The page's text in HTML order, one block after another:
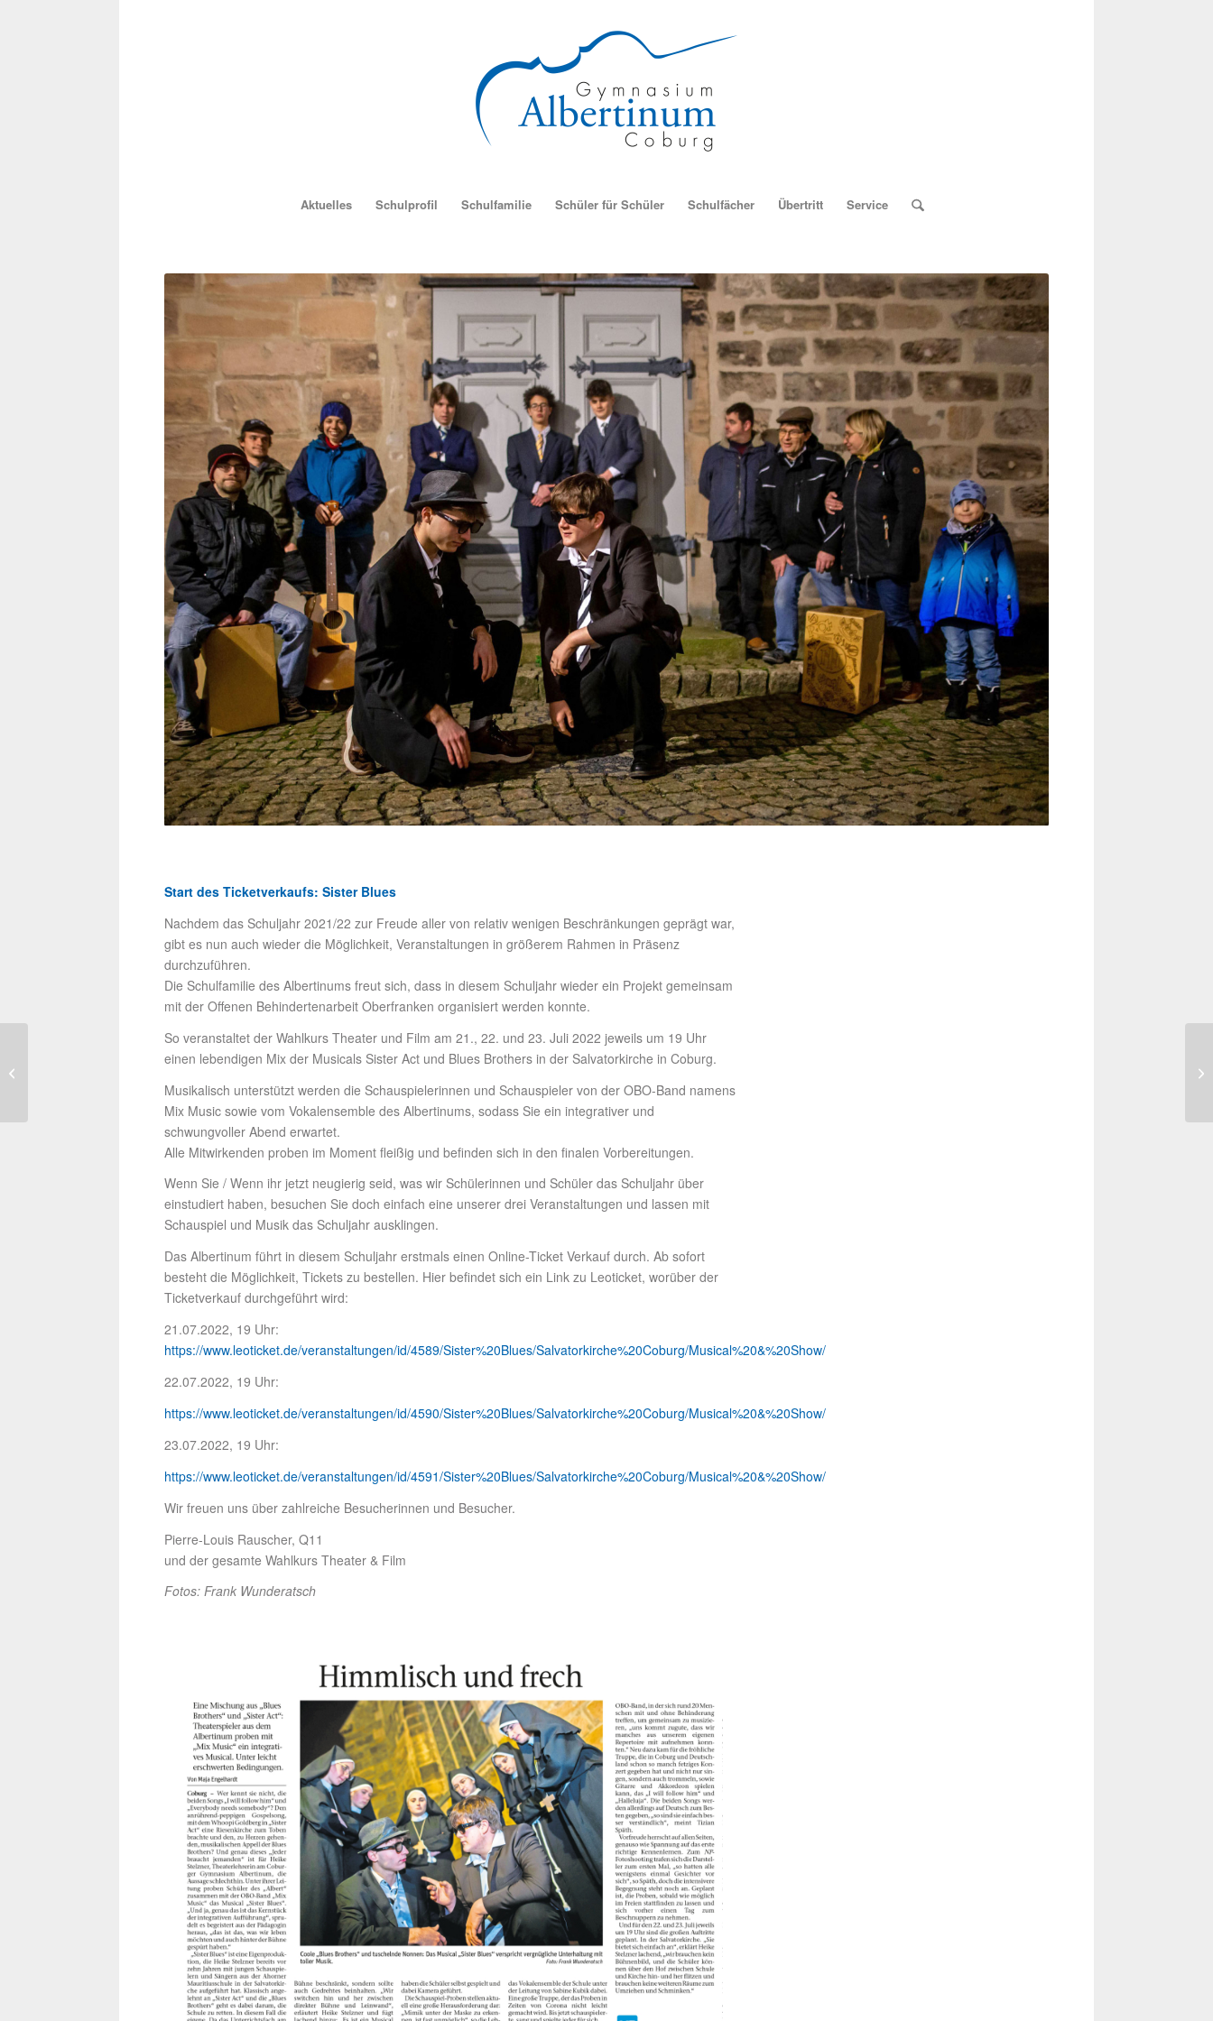
Aktuelles Schulprofil Schulfamilie Schüler für Schüler Schulfächer Übertritt Service
Start des Ticketverkaufs: Sister Blues
Nachdem das Schuljahr 2021/22 zur Freude aller von relativ wenigen Beschränkungen geprägt war,
gibt es nun auch wieder die Möglichkeit, Veranstaltungen in größerem Rahmen in Präsenz
durchzuführen.
Die Schulfamilie des Albertinums freut sich, dass in diesem Schuljahr wieder ein Projekt gemeinsam
mit der Offenen Behindertenarbeit Oberfranken organisiert werden konnte.
So veranstaltet der Wahlkurs Theater und Film am 21., 22. und 23. Juli 2022 jeweils um 19 Uhr
einen lebendigen Mix der Musicals Sister Act und Blues Brothers in der Salvatorkirche in Coburg.
Musikalisch unterstützt werden die Schauspielerinnen und Schauspieler von der OBO-Band namens
Mix Music sowie vom Vokalensemble des Albertinums, sodass Sie ein integrativer und
schwungvoller Abend erwartet.
Alle Mitwirkenden proben im Moment fleißig und befinden sich in den finalen Vorbereitungen.
Wenn Sie / Wenn ihr jetzt neugierig seid, was wir Schülerinnen und Schüler das Schuljahr über
einstudiert haben, besuchen Sie doch einfach eine unserer drei Veranstaltungen und lassen mit
Schauspiel und Musik das Schuljahr ausklingen.
Das Albertinum führt in diesem Schuljahr erstmals einen Online-Ticket Verkauf durch. Ab sofort
besteht die Möglichkeit, Tickets zu bestellen. Hier befindet sich ein Link zu Leoticket, worüber der
Ticketverkauf durchgeführt wird:
21.07.2022, 19 Uhr:
https://www.leoticket.de/veranstaltungen/id/4589/Sister%20Blues/Salvatorkirche%20Coburg/Musical%20&%20Show/
22.07.2022, 19 Uhr:
https://www.leoticket.de/veranstaltungen/id/4590/Sister%20Blues/Salvatorkirche%20Coburg/Musical%20&%20Show/
23.07.2022, 19 Uhr:
https://www.leoticket.de/veranstaltungen/id/4591/Sister%20Blues/Salvatorkirche%20Coburg/Musical%20&%20Show/
Wir freuen uns über zahlreiche Besucherinnen und Besucher.
Pierre-Louis Rauscher, Q11
und der gesamte Wahlkurs Theater & Film
Fotos: Frank Wunderatsch